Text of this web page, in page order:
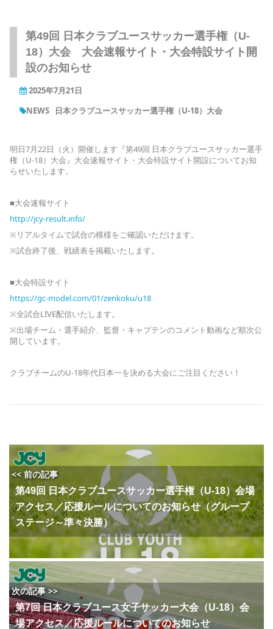
第49回 日本クラブユースサッカー選手権（U-
18）大会 大会速報サイト・大会特設サイト開
設のお知らせ
2025年7月21日
NEWS
日本クラブユースサッカー選手権（U-18）大会
明日7月22日（火）開催します『第49回 日本クラブユースサッカー選手
権（U-18）大会』大会速報サイト・大会特設サイト開設についてお知
らせいたします。
■大会速報サイト
http://jcy-result.info/
※リアルタイムで試合の模様をご確認いただけます。
※試合終了後、戦績表を掲載いたします。
■大会特設サイト
https://gc-model.com/01/zenkoku/u18
※全試合LIVE配信いたします。
※出場チーム・選手紹介、監督・キャプテンのコメント動画など順次公
開しています。
クラブチームのU-18年代日本一を決める大会にご注目ください！
<< 前の記事
第49回 日本クラブユースサッカー選手権（U-18）会場
アクセス／応援ルールについてのお知らせ（グループ
ステージ～準々決勝）
次の記事 >>
第7回 日本クラブユース女子サッカー大会（U-18）会
場アクセス／応援ルールについてのお知らせ